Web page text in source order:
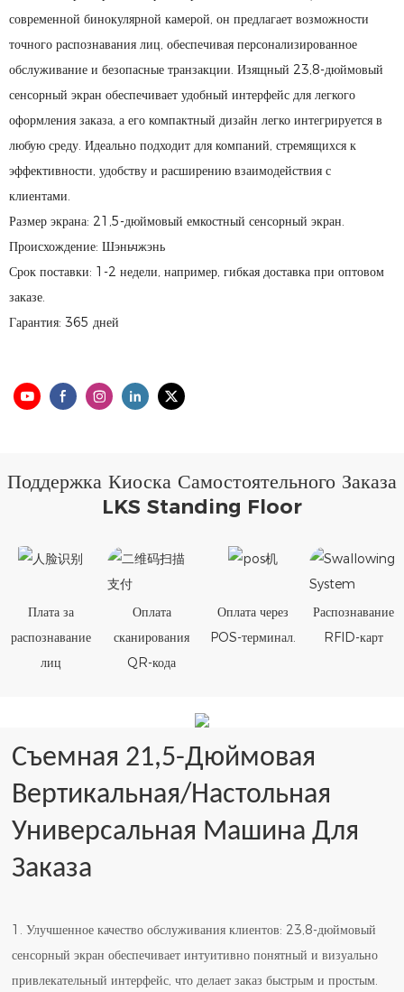
современной бинокулярной камерой, он предлагает возможности
точного распознавания лиц, обеспечивая персонализированное
обслуживание и безопасные транзакции. Изящный 23,8-дюймовый
сенсорный экран обеспечивает удобный интерфейс для легкого
оформления заказа, а его компактный дизайн легко интегрируется в
любую среду. Идеально подходит для компаний, стремящихся к
эффективности, удобству и расширению взаимодействия с
клиентами.
Размер экрана: 21,5-дюймовый емкостный сенсорный экран.
Происхождение: Шэньчжэнь
Срок поставки: 1-2 недели, например, гибкая доставка при оптовом
заказе.
Гарантия: 365 дней
Поддержка Киоска Самостоятельного Заказа
LKS Standing Floor
Плата за
распознавание
лиц
Оплата
сканирования
QR-кода
Оплата через
POS-терминал.
Распознавание
RFID-карт
Съемная 21,5-Дюймовая
Вертикальная/настольная
Универсальная Машина Для
Заказа
1. Улучшенное качество обслуживания клиентов: 23,8-дюймовый
сенсорный экран обеспечивает интуитивно понятный и визуально
привлекательный интерфейс, что делает заказ быстрым и простым.